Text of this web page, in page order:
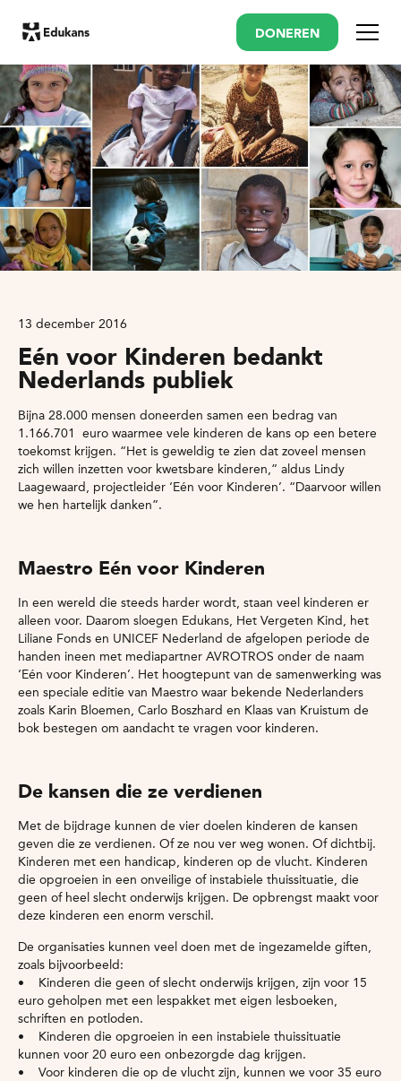
DONEREN Menu
13 december 2016
Eén voor Kinderen bedankt
Nederlands publiek
Bijna 28.000 mensen doneerden samen een bedrag van
1.166.701 euro waarmee vele kinderen de kans op een betere
toekomst krijgen. “Het is geweldig te zien dat zoveel mensen
zich willen inzetten voor kwetsbare kinderen,” aldus Lindy
Laagewaard, projectleider ‘Eén voor Kinderen’. “Daarvoor willen
we hen hartelijk danken”.
Maestro Eén voor Kinderen
In een wereld die steeds harder wordt, staan veel kinderen er
alleen voor. Daarom sloegen Edukans, Het Vergeten Kind, het
Liliane Fonds en UNICEF Nederland de afgelopen periode de
handen ineen met mediapartner AVROTROS onder de naam
‘Eén voor Kinderen’. Het hoogtepunt van de samenwerking was
een speciale editie van Maestro waar bekende Nederlanders
zoals Karin Bloemen, Carlo Boszhard en Klaas van Kruistum de
bok bestegen om aandacht te vragen voor kinderen.
De kansen die ze verdienen
Met de bijdrage kunnen de vier doelen kinderen de kansen
geven die ze verdienen. Of ze nou ver weg wonen. Of dichtbij.
Kinderen met een handicap, kinderen op de vlucht. Kinderen
die opgroeien in een onveilige of instabiele thuissituatie, die
geen of heel slecht onderwijs krijgen. De opbrengst maakt voor
deze kinderen een enorm verschil.
De organisaties kunnen veel doen met de ingezamelde giften,
zoals bijvoorbeeld:
• Kinderen die geen of slecht onderwijs krijgen, zijn voor 15
euro geholpen met een lespakket met eigen lesboeken,
schriften en potloden.
• Kinderen die opgroeien in een instabiele thuissituatie
kunnen voor 20 euro een onbezorgde dag krijgen.
• Voor kinderen die op de vlucht zijn, kunnen we voor 35 euro